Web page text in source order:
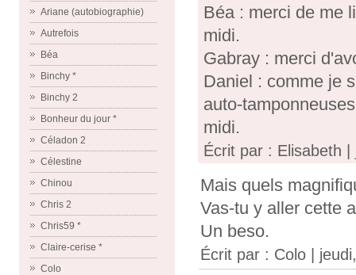
Ariane (autobiographie)
Autrefois
Béa
Binchy *
Binchy 2
Bonheur du jour *
Céladon 2
Célestine
Chinou
Chris 2
Chris59 *
Claire-cerise *
Colo
Béa : merci de me
midi.
Gabray : merci
Daniel : comme je
auto-
midi.
Écrit par : Elisabeth
Mais quels
Vas-tu y aller cette
Un beso.
Écrit par : Colo |